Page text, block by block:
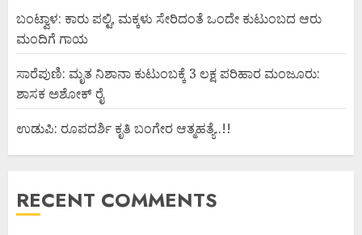
ಬಂಟ್ವಾಳ: ಕಾರು ಪಲ್ಟಿ, ಮಕ್ಕಳು ಸೇರಿದಂತೆ ಒಂದೇ ಕುಟುಂಬದ ಆರು
ಮಂದಿಗೆ ಗಾಯ
ಸಾರೆಪುಣಿ: ಮೃತ ನಿಶಾನಾ ಕುಟುಂಬಕ್ಕೆ 3 ಲಕ್ಷ ಪರಿಹಾರ ಮಂಜೂರು:
ಶಾಸಕ ಅಶೋಕ್ ರೈ
ಉಡುಪಿ: ರೂಪದರ್ಶಿ ಕೃತಿ ಬಂಗೇರ ಆತ್ಮಹತ್ಯೆ..!!
RECENT COMMENTS